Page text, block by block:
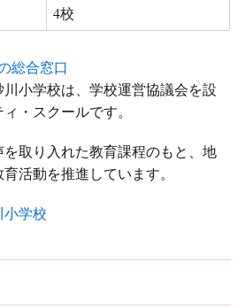
4校
総合窓口
小学校は、学校運営協議会を設
・スクールです。
取り入れた教育課程のもと、地
活動を推進しています。
小学校